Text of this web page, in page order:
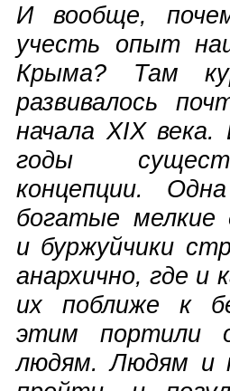
И вообще,
учесть опыт
Крыма? Там
развивалось
начала XIX
годы
концепции.
богатые мелкие
и буржуйчики
анархично, где и
их поближе к
этим портили
людям. Людям и